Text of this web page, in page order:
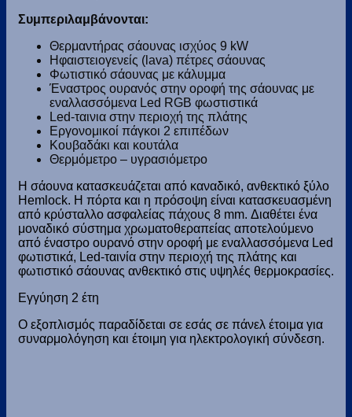
Συμπεριλαμβάνονται:
Θερμαντήρας σάουνας ισχύος 9 kW
Ηφαιστειογενείς (lava) πέτρες σάουνας
Φωτιστικό σάουνας με κάλυμμα
Έναστρος ουρανός στην οροφή της σάουνας με
εναλλασσόμενα Led RGB φωστιστικά
Led-ταινια στην περιοχή της πλάτης
Εργονομικοί πάγκοι 2 επιπέδων
Κουβαδάκι και κουτάλα
Θερμόμετρο – υγρασιόμετρο
Η σάουνα κατασκευάζεται από καναδικό, ανθεκτικό ξύλο
Hemlock. Η πόρτα και η πρόσοψη είναι κατασκευασμένη
από κρύσταλλο ασφαλείας πάχους 8 mm. Διαθέτει ένα
μοναδικό σύστημα χρωματοθεραπείας αποτελούμενο
από έναστρο ουρανό στην οροφή με εναλλασσόμενα Led
φωτιστικά, Led-ταινία στην περιοχή της πλάτης και
φωτιστικό σάουνας ανθεκτικό στις υψηλές θερμοκρασίες.
Εγγύηση 2 έτη
Ο εξοπλισμός παραδίδεται σε εσάς σε πάνελ έτοιμα για
συναρμολόγηση και έτοιμη για ηλεκτρολογική σύνδεση.